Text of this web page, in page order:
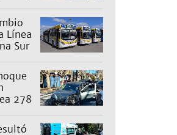
Línea
Sur
278